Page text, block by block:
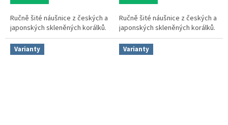
Ručně šité náušnice z českých a
japonských skleněných korálků.
Ručně šité náušnice z českých a
japonských skleněných korálků.
Varianty Varianty